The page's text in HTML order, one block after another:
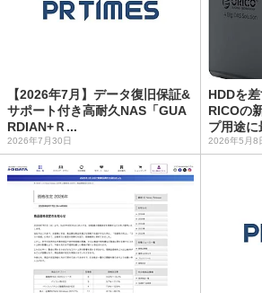
【2026年7月】データ復旧保証&
サポート付き高耐久NAS「GUA
RDIAN+Ｒ...
2026年7月30日
HDDを
RICOの
プ用途に
2026年5月8